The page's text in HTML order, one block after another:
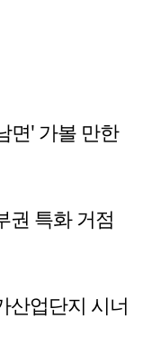
면' 가볼 만한
권 특화 거점
산업단지 시너